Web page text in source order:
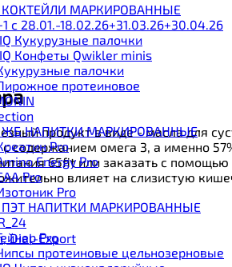
КОКТЕЙЛИ МАРКИРОВАННЫЕ
с 28.01.-18.02.26+31.03.26+30.04.26
Кукурузные палочки
Конфеты Qwikler minis
палочки
протеиновое
ЖБ НАПИТКИ МАРКИРОВАННЫЕ
Pro
Energy Pro
Pro
Pro
ПЭТ НАПИТКИ МАРКИРОВАННЫЕ
Pro
протеиновые цельнозерновые
продукт в виде - масла для
содержанием омега 3, а именно
65fit или заказать с
влияет на слизистую
Dial-Export